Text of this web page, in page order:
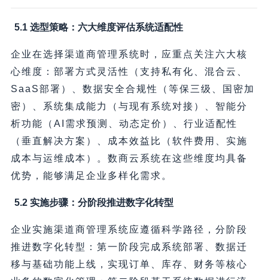
5.1 选型策略：六大维度评估系统适配性
企业在选择渠道商管理系统时，应重点关注六大核
心维度：部署方式灵活性（支持私有化、混合云、
SaaS部署）、数据安全合规性（等保三级、国密加
密）、系统集成能力（与现有系统对接）、智能分
析功能（AI需求预测、动态定价）、行业适配性
（垂直解决方案）、成本效益比（软件费用、实施
成本与运维成本）。数商云系统在这些维度均具备
优势，能够满足企业多样化需求。
5.2 实施步骤：分阶段推进数字化转型
企业实施渠道商管理系统应遵循科学路径，分阶段
推进数字化转型：第一阶段完成系统部署、数据迁
移与基础功能上线，实现订单、库存、财务等核心